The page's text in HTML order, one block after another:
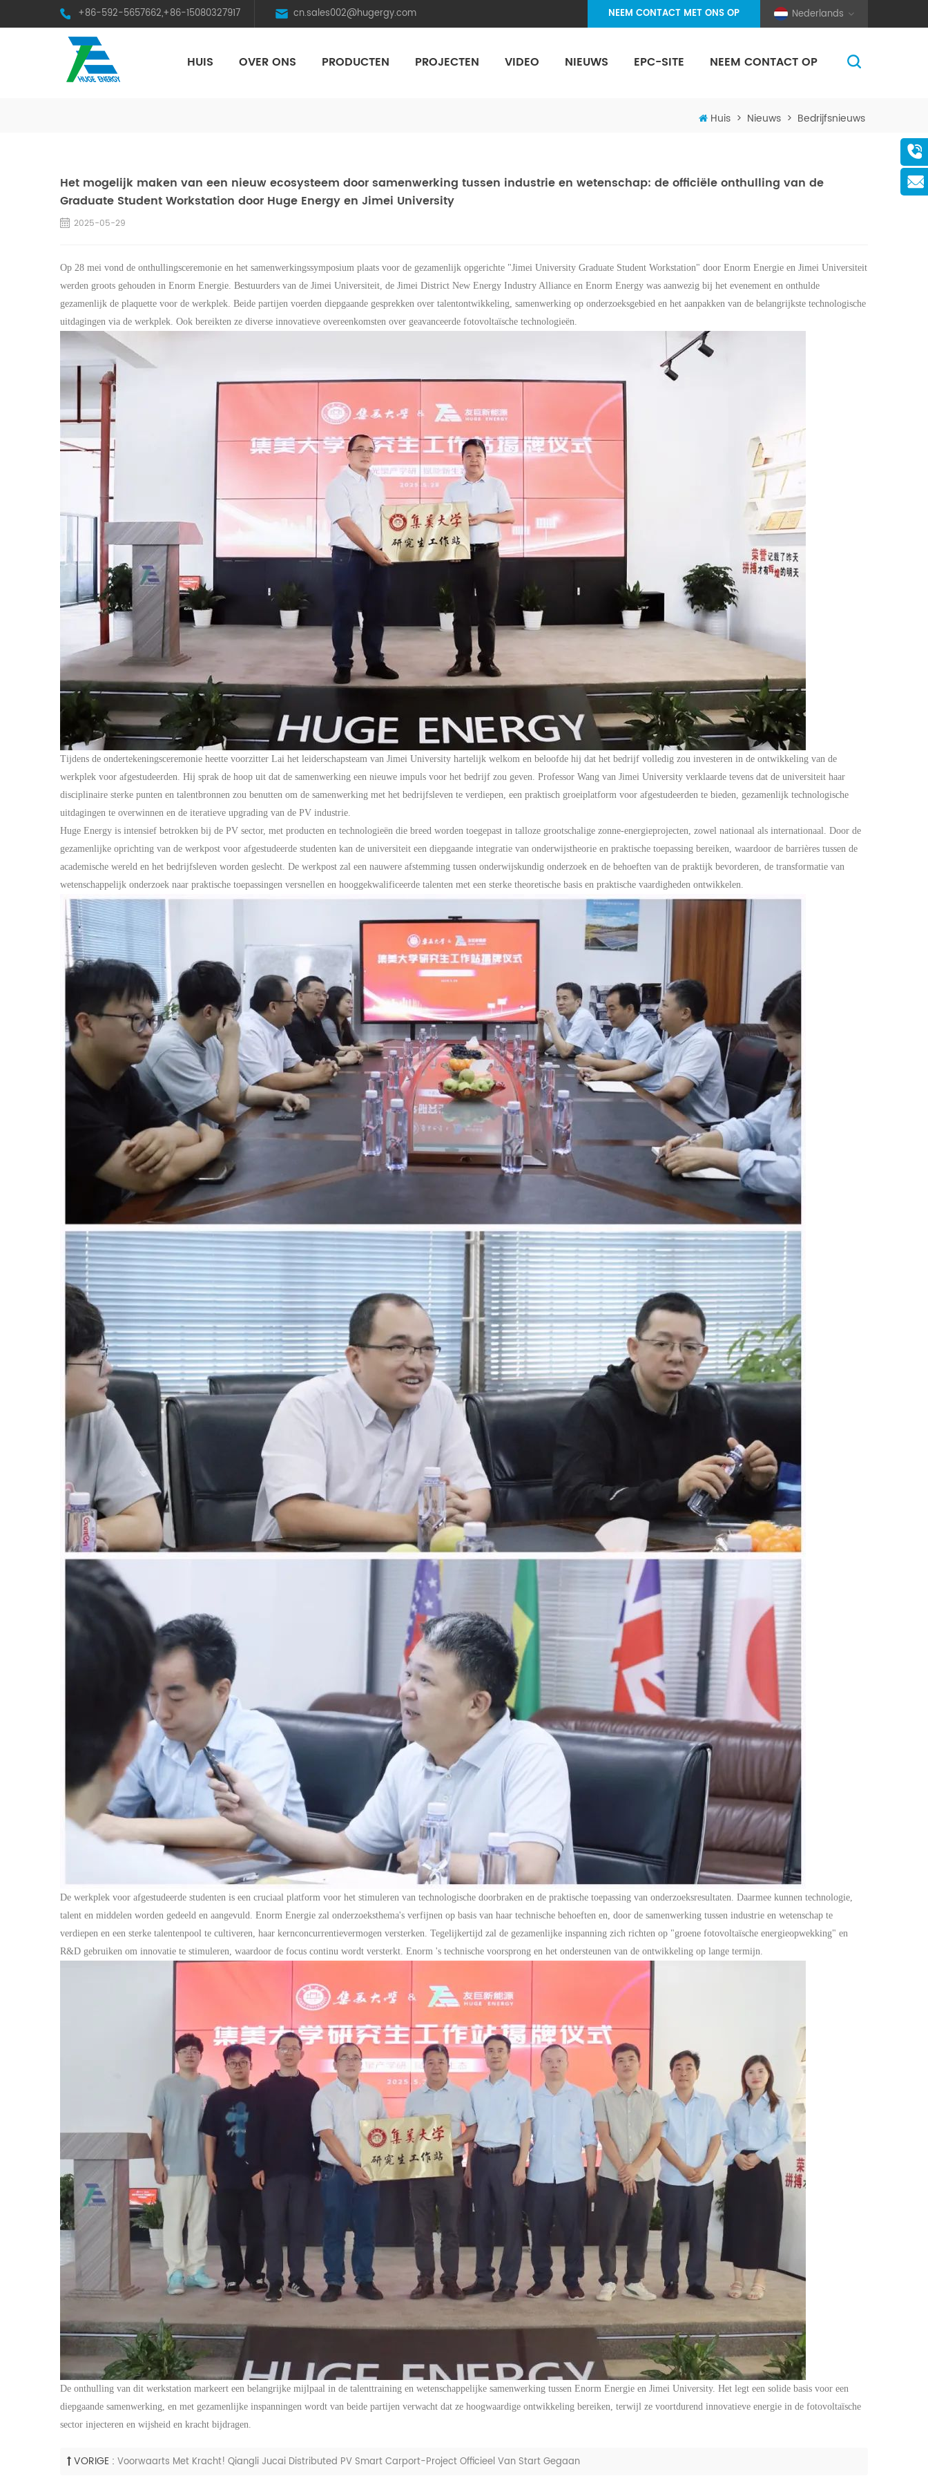
+86-592-5657662,+86-15080327917 cn.sales002@hugergy.com Nederlands
NEEM CONTACT MET ONS OP
HUIS OVER ONS PRODUCTEN PROJECTEN VIDEO NIEUWS EPC-SITE NEEM CONTACT OP
Huis > Nieuws > Bedrijfsnieuws
Het mogelijk maken van een nieuw ecosysteem door samenwerking tussen industrie en wetenschap: de officiële onthulling van de
Graduate Student Workstation door Huge Energy en Jimei University
2025-05-29
Op 28 mei vond de onthullingsceremonie en het samenwerkingssymposium plaats voor de gezamenlijk opgerichte "Jimei University Graduate Student Workstation" door Enorm Energie en Jimei Universiteit
werden groots gehouden in Enorm Energie. Bestuurders van de Jimei Universiteit, de Jimei District New Energy Industry Alliance en Enorm Energy was aanwezig bij het evenement en onthulde
gezamenlijk de plaquette voor de werkplek. Beide partijen voerden diepgaande gesprekken over talentontwikkeling, samenwerking op onderzoeksgebied en het aanpakken van de belangrijkste technologische
uitdagingen via de werkplek. Ook bereikten ze diverse innovatieve overeenkomsten over geavanceerde fotovoltaïsche technologieën.
Tijdens de ondertekeningsceremonie heette voorzitter Lai het leiderschapsteam van Jimei University hartelijk welkom en beloofde hij dat het bedrijf volledig zou investeren in de ontwikkeling van de
werkplek voor afgestudeerden. Hij sprak de hoop uit dat de samenwerking een nieuwe impuls voor het bedrijf zou geven. Professor Wang van Jimei University verklaarde tevens dat de universiteit haar
disciplinaire sterke punten en talentbronnen zou benutten om de samenwerking met het bedrijfsleven te verdiepen, een praktisch groeiplatform voor afgestudeerden te bieden, gezamenlijk technologische
uitdagingen te overwinnen en de iteratieve upgrading van de PV industrie.
Huge Energy is intensief betrokken bij de PV sector, met producten en technologieën die breed worden toegepast in talloze grootschalige zonne-energieprojecten, zowel nationaal als internationaal. Door de
gezamenlijke oprichting van de werkpost voor afgestudeerde studenten kan de universiteit een diepgaande integratie van onderwijstheorie en praktische toepassing bereiken, waardoor de barrières tussen de
academische wereld en het bedrijfsleven worden geslecht. De werkpost zal een nauwere afstemming tussen onderwijskundig onderzoek en de behoeften van de praktijk bevorderen, de transformatie van
wetenschappelijk onderzoek naar praktische toepassingen versnellen en hooggekwalificeerde talenten met een sterke theoretische basis en praktische vaardigheden ontwikkelen.
De werkplek voor afgestudeerde studenten is een cruciaal platform voor het stimuleren van technologische doorbraken en de praktische toepassing van onderzoeksresultaten. Daarmee kunnen technologie,
talent en middelen worden gedeeld en aangevuld. Enorm Energie zal onderzoeksthema's verfijnen op basis van haar technische behoeften en, door de samenwerking tussen industrie en wetenschap te
verdiepen en een sterke talentenpool te cultiveren, haar kernconcurrentievermogen versterken. Tegelijkertijd zal de gezamenlijke inspanning zich richten op "groene fotovoltaïsche energieopwekking" en
R&D gebruiken om innovatie te stimuleren, waardoor de focus continu wordt versterkt. Enorm 's technische voorsprong en het ondersteunen van de ontwikkeling op lange termijn.
De onthulling van dit werkstation markeert een belangrijke mijlpaal in de talenttraining en wetenschappelijke samenwerking tussen Enorm Energie en Jimei University. Het legt een solide basis voor een
diepgaande samenwerking, en met gezamenlijke inspanningen wordt van beide partijen verwacht dat ze hoogwaardige ontwikkeling bereiken, terwijl ze voortdurend innovatieve energie in de fotovoltaïsche
sector injecteren en wijsheid en kracht bijdragen.
VORIGE : Voorwaarts Met Kracht! Qiangli Jucai Distributed PV Smart Carport-Project Officieel Van Start Gegaan